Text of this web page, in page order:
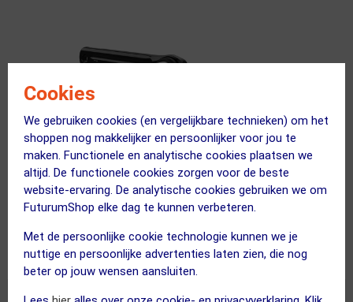
Cookies
We gebruiken cookies (en vergelijkbare technieken) om het
shoppen nog makkelijker en persoonlijker voor jou te
maken. Functionele en analytische cookies plaatsen we
altijd. De functionele cookies zorgen voor de beste
website-ervaring. De analytische cookies gebruiken we om
FuturumShop elke dag te kunnen verbeteren.
Met de persoonlijke cookie technologie kunnen we je
nuttige en persoonlijke advertenties laten zien, die nog
beter op jouw wensen aansluiten.